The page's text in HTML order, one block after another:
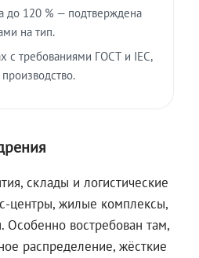
до 120 % — подтверждена
на тип.
с требованиями ГОСТ и IEC,
склады и логистические
центры, жилые комплексы,
Особенно востребован там,
распределение, жёсткие